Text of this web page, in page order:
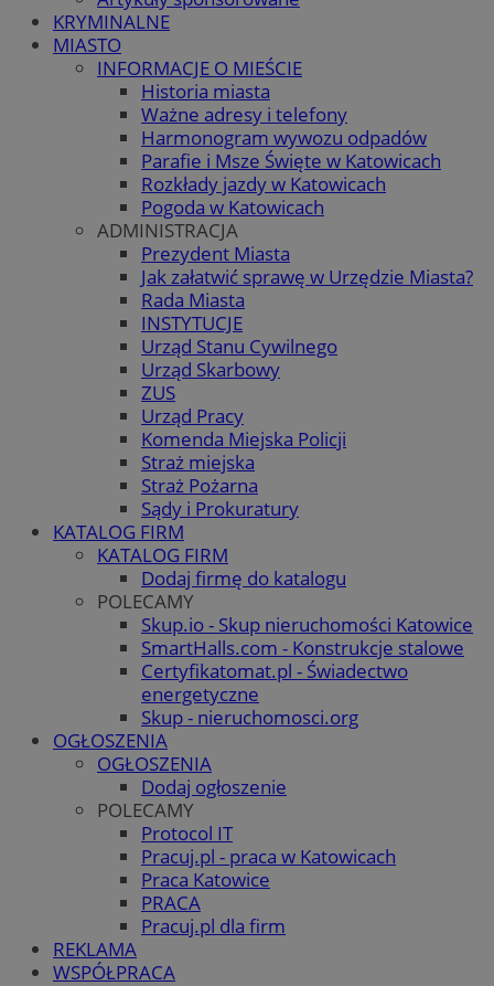
KRYMINALNE
MIASTO
INFORMACJE O MIEŚCIE
Historia miasta
Ważne adresy i telefony
Harmonogram wywozu odpadów
Parafie i Msze Święte w Katowicach
Rozkłady jazdy w Katowicach
Pogoda w Katowicach
ADMINISTRACJA
Prezydent Miasta
Jak załatwić sprawę w Urzędzie Miasta?
Rada Miasta
INSTYTUCJE
Urząd Stanu Cywilnego
Urząd Skarbowy
ZUS
Urząd Pracy
Komenda Miejska Policji
Straż miejska
Straż Pożarna
Sądy i Prokuratury
KATALOG FIRM
KATALOG FIRM
Dodaj firmę do katalogu
POLECAMY
Skup.io - Skup nieruchomości Katowice
SmartHalls.com - Konstrukcje stalowe
Certyfikatomat.pl - Świadectwo
energetyczne
Skup - nieruchomosci.org
OGŁOSZENIA
OGŁOSZENIA
Dodaj ogłoszenie
POLECAMY
Protocol IT
Pracuj.pl - praca w Katowicach
Praca Katowice
PRACA
Pracuj.pl dla firm
REKLAMA
WSPÓŁPRACA